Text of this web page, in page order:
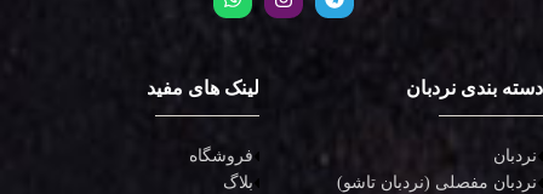
دسته بندی نردبان
نردبان
نردبان مفصلی (نردبان تاشو)
لینک های مفید
فروشگاه
بلاگ